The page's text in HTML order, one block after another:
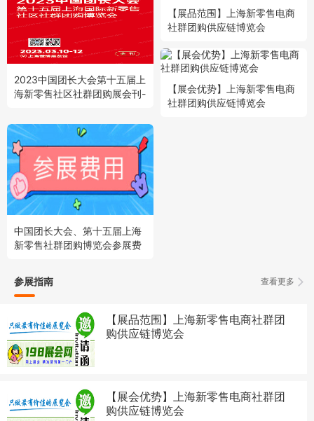
2023中国团长大会第十五届上
海新零售社区社群团购展会刊-
【展品范围】上海新零售电商
社群团购供应链博览会
【展会优势】上海新零售电商
社群团购供应链博览会
中国团长大会、第十五届上海
新零售社群团购博览会参展费
查看更多
参展指南
【展品范围】上海新零售电商社群团
购供应链博览会
【展会优势】上海新零售电商社群团
购供应链博览会